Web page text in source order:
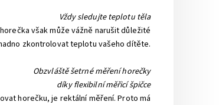
Vždy sledujte teplotu těla
však může vážně narušit důležité
zkontrolovat teplotu vašeho dítěte.
Obzvláště šetrné měření horečky
díky flexibilní měřicí špičce
horečku, je rektální měření. Proto má